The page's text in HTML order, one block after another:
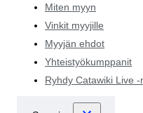
Miten myyn
Vinkit myyjille
Myyjän ehdot
Yhteistyökumppanit
Ryhdy Catawiki Live -